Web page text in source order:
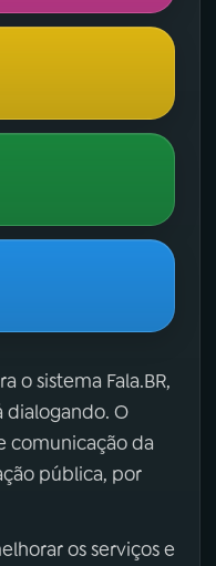
o sistema Fala.BR,
dialogando. O
comunicação da
pública, por
os serviços e